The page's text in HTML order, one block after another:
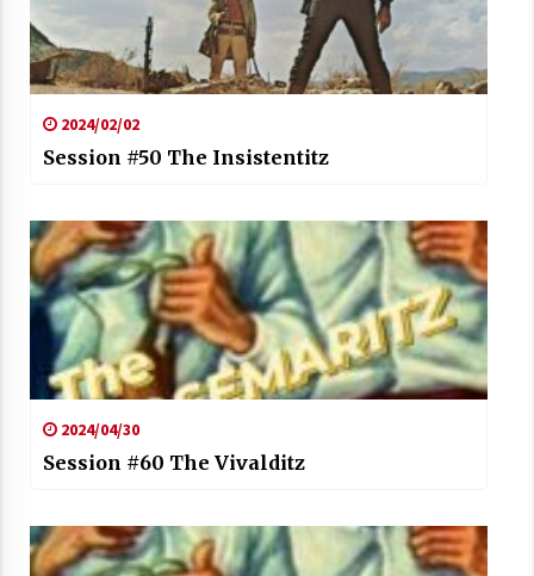
2024/02/02
Session #50 The Insistentitz
2024/04/30
Session #60 The Vivalditz